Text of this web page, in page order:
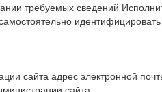
требуемых сведений
идентифицировать
сайта адрес электронной